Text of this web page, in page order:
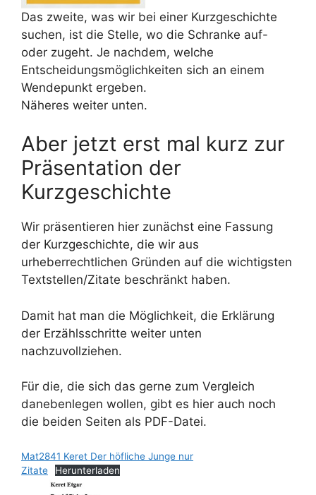
Das zweite, was wir bei einer Kurzgeschichte
suchen, ist die Stelle, wo die Schranke auf-
oder zugeht. Je nachdem, welche
Entscheidungsmöglichkeiten sich an einem
Wendepunkt ergeben.
Näheres weiter unten.
Aber jetzt erst mal kurz zur
Präsentation der
Kurzgeschichte
Wir präsentieren hier zunächst eine Fassung
der Kurzgeschichte, die wir aus
urheberrechtlichen Gründen auf die wichtigsten
Textstellen/Zitate beschränkt haben.
Damit hat man die Möglichkeit, die Erklärung
der Erzählsschritte weiter unten
nachzuvollziehen.
Für die, die sich das gerne zum Vergleich
danebenlegen wollen, gibt es hier auch noch
die beiden Seiten als PDF-Datei.
Mat2841 Keret Der höfliche Junge nur
Zitate
Herunterladen